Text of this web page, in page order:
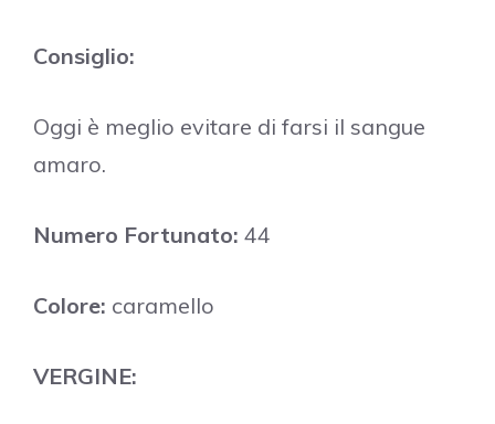
Consiglio:
Oggi è meglio evitare di farsi il sangue
amaro.
Numero Fortunato: 44
Colore: caramello
VERGINE: